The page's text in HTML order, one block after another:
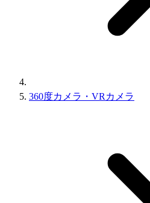
360度カメラ・VRカメラ